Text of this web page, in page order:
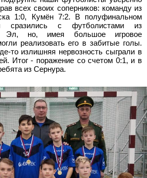
всех своих соперников: команду из
1:0, Кумён 7:2. В полуфинальном
сразились с футболистами из
Эл, но, имея большое игровое
реализовать его в забитые голы.
то излишняя нервозность сыграли в
Итог - поражение со счетом 0:1, и в
из Сернура.